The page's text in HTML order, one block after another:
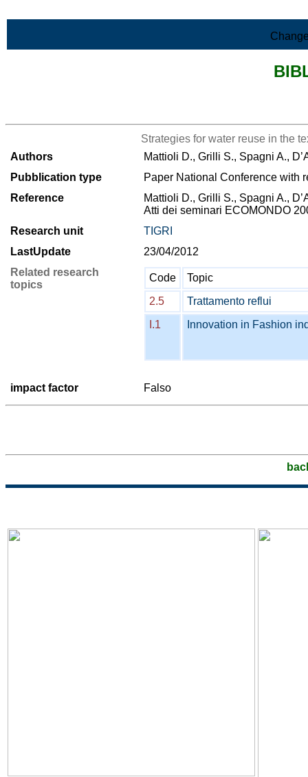
Strategies for water reuse in the
Authors
Mattioli D., Grilli S., Spagni A.,
Pubblication type
Paper National Conference with
Reference
Mattioli D., Grilli S., Spagni A.,
Atti dei seminari ECOMONDO
Research unit
TIGRI
LastUpdate
23/04/2012
Related research
topics
Code
Topic
2.5
Trattamento reflui
I.1
Innovation in Fashion
impact factor Falso